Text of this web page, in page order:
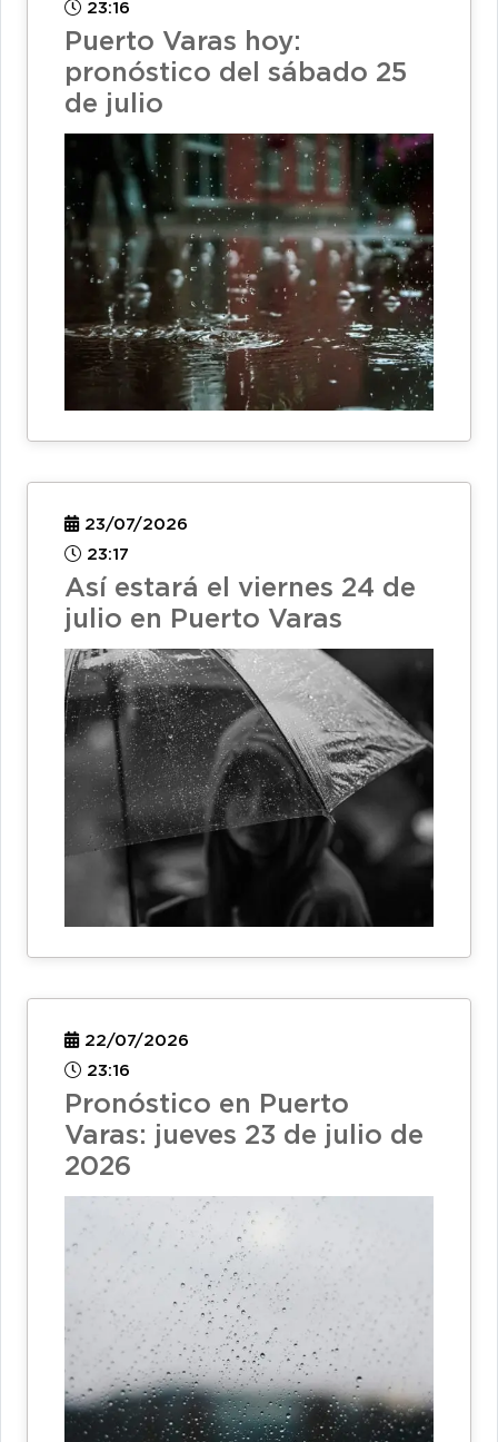
23:16
Puerto Varas hoy:
pronóstico del sábado 25
de julio
23/07/2026
23:17
Así estará el viernes 24 de
julio en Puerto Varas
22/07/2026
23:16
Pronóstico en Puerto
Varas: jueves 23 de julio de
2026